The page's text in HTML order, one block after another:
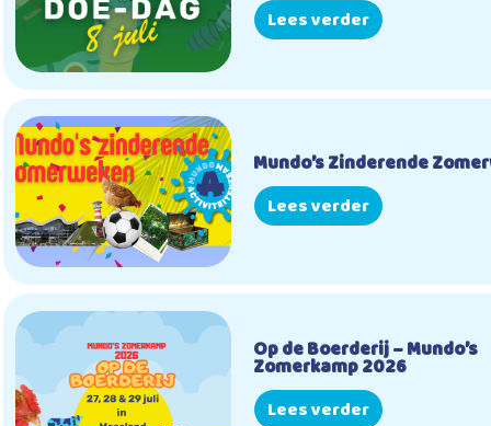
Lees verder
Mundo’s Zinderende
Lees verder
Op de Boerderij – Mundo’s
Zomerkamp 2026
Lees verder